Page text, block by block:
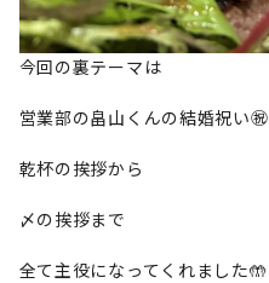
今回の裏テーマは
営業部の畠山くんの結婚祝い㊗️
乾杯の挨拶から
〆の挨拶まで
全て主役になってくれました🤲